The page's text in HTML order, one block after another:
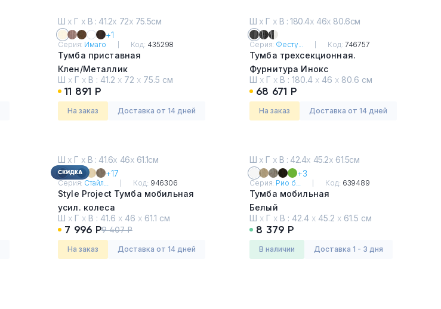
Ш х Г х В : 41.2х 72х 75.5см
+1
Серия: Имаго Код: 435298
Тумба приставная
Клен/Металлик
Ш х Г х В : 41.2 х 72 х 75.5 см
11 891 Р
На заказ Доставка от 14 дней
Ш х Г х В : 180.4х 46х 80.6см
Серия: Фесту... Код: 746757
Тумба трехсекционная.
Фурнитура Инокс
Древесина Графит
Ш х Г х В : 180.4 х 46 х 80.6 см
68 671 Р
На заказ Доставка от 14 дней
Ш х Г х В : 41.6х 46х 61.1см
+17
Серия: Стайл... Код: 946306
Style Project Тумба мобильная
усил. колеса
Дуб Табак
Ш х Г х В : 41.6 х 46 х 61.1 см
7 996 Р9 407 Р
На заказ Доставка от 14 дней
Ш х Г х В : 42.4х 45.2х 61.5см
+3
Серия: Рио б... Код: 639489
Тумба мобильная
Белый
Ш х Г х В : 42.4 х 45.2 х 61.5 см
8 379 Р
в наличии Доставка 1 - 3 дня